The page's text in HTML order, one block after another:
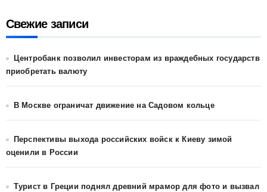
Свежие записи
Центробанк позволил инвесторам из враждебных государств
приобретать валюту
В Москве ограничат движение на Садовом кольце
Перспективы выхода российских войск к Киеву зимой
оценили в России
Турист в Греции поднял древний мрамор для фото и вызвал